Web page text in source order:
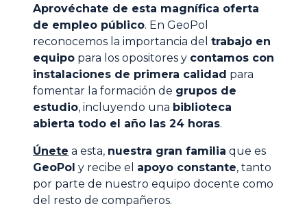
Aprovéchate de esta magnífica oferta
de empleo público. En GeoPol
reconocemos la importancia del trabajo en
equipo para los opositores y contamos con
instalaciones de primera calidad para
fomentar la formación de grupos de
estudio, incluyendo una biblioteca
abierta todo el año las 24 horas.
Únete a esta, nuestra gran familia que es
GeoPol y recibe el apoyo constante, tanto
por parte de nuestro equipo docente como
del resto de compañeros.